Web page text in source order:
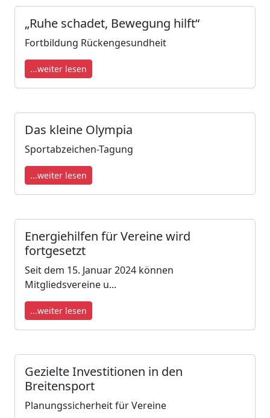
„Ruhe schadet, Bewegung hilft“
Fortbildung Rückengesundheit
...weiter lesen
Das kleine Olympia
Sportabzeichen-Tagung
...weiter lesen
Energiehilfen für Vereine wird
fortgesetzt
Seit dem 15. Januar 2024 können
Mitgliedsvereine u...
...weiter lesen
Gezielte Investitionen in den
Breitensport
Planungssicherheit für Vereine